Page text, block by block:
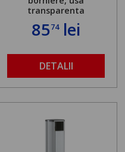
transparenta
8574lei
DETALII